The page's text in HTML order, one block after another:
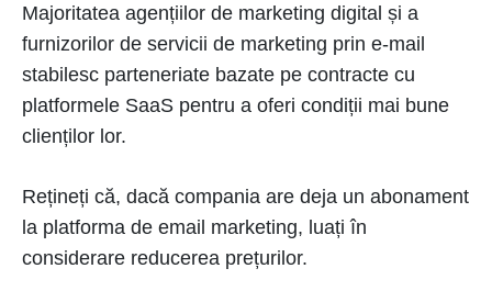
Majoritatea agențiilor de marketing digital și a
furnizorilor de servicii de marketing prin e-mail
stabilesc parteneriate bazate pe contracte cu
platformele SaaS pentru a oferi condiții mai bune
clienților lor.
Rețineți că, dacă compania are deja un abonament
la platforma de email marketing, luați în
considerare reducerea prețurilor.